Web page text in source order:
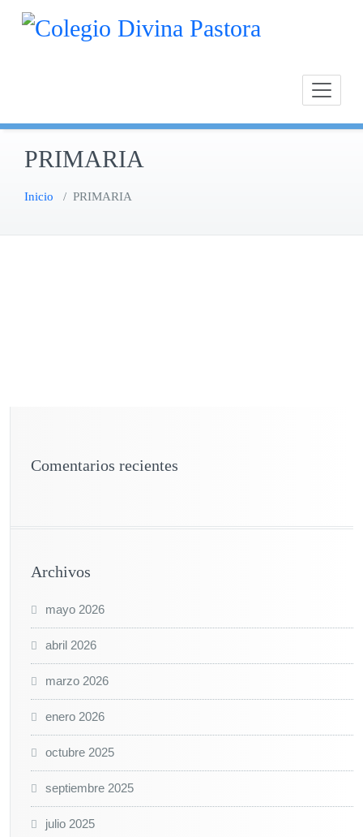
Saltar
PRIMARIA
Inicio / PRIMARIA
Comentarios recientes
Archivos
mayo 2026
abril 2026
marzo 2026
enero 2026
octubre 2025
septiembre 2025
julio 2025